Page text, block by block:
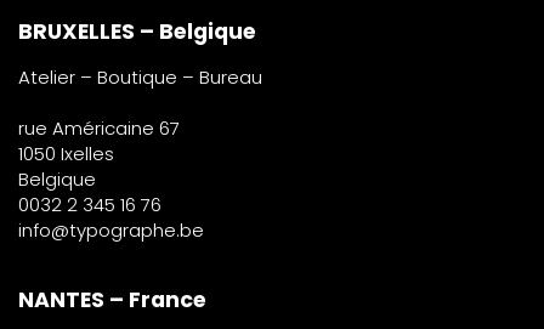
BRUXELLES – Belgique
Atelier – Boutique – Bureau
rue Américaine 67
1050 Ixelles
Belgique
0032 2 345 16 76
info@typographe.be
NANTES – France